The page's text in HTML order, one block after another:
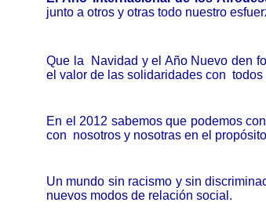
junto a otros y otras todo nuestro
Que la Navidad y el Año Nuevo den
el valor de las solidaridades con
En el 2012 sabemos que podemos
con nosotros y nosotras en el
Un mundo sin racismo y sin
nuevos modos de relación social.